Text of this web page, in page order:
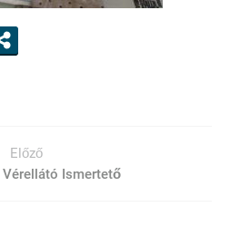
Előző
Ismertető